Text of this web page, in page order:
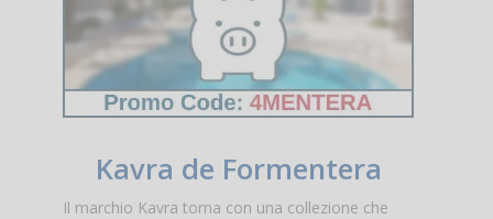
Kavra de Formentera
Il marchio Kavra torna con una collezione che